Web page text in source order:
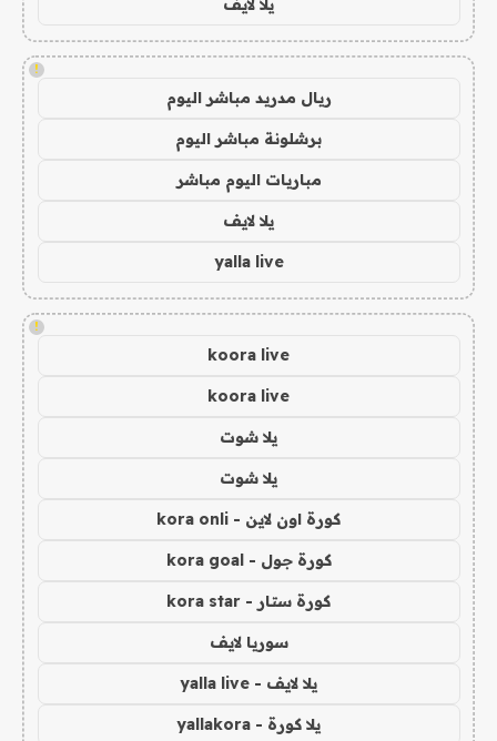
!
ريال مدريد مباشر اليوم
برشلونة مباشر اليوم
مباريات اليوم مباشر
يلا لايف
yalla live
!
koora live
koora live
يلا شوت
يلا شوت
كورة اون لاين - kora onli
كورة جول - kora goal
كورة ستار - kora star
سوريا لايف
يلا لايف - yalla live
يلا كورة - yallakora